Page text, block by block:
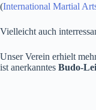
(International Martial
Vielleicht auch
Unser Verein erhielt
ist anerkanntes Budo-